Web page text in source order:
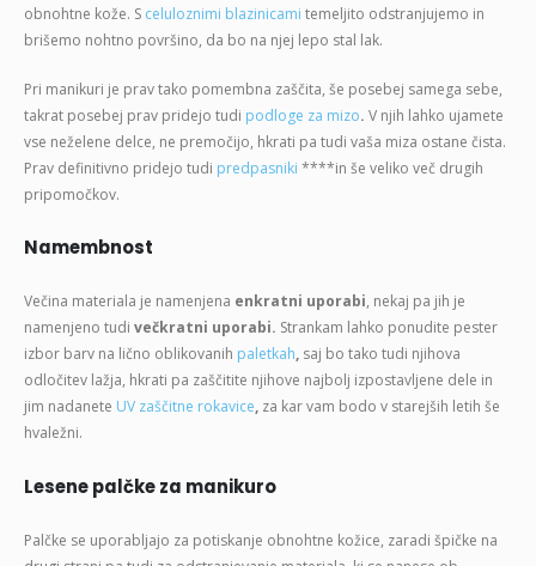
obnohtne kože. S celuloznimi blazinicami temeljito odstranjujemo in
brišemo nohtno površino, da bo na njej lepo stal lak.
Pri manikuri je prav tako pomembna zaščita, še posebej samega sebe,
takrat posebej prav pridejo tudi podloge za mizo. V njih lahko ujamete
vse neželene delce, ne premočijo, hkrati pa tudi vaša miza ostane čista.
Prav definitivno pridejo tudi predpasniki ****in še veliko več drugih
pripomočkov.
Namembnost
Večina materiala je namenjena enkratni uporabi, nekaj pa jih je
namenjeno tudi večkratni uporabi. Strankam lahko ponudite pester
izbor barv na lično oblikovanih paletkah, saj bo tako tudi njihova
odločitev lažja, hkrati pa zaščitite njihove najbolj izpostavljene dele in
jim nadanete UV zaščitne rokavice, za kar vam bodo v starejših letih še
hvaležni.
Lesene palčke za manikuro
Palčke se uporabljajo za potiskanje obnohtne kožice, zaradi špičke na